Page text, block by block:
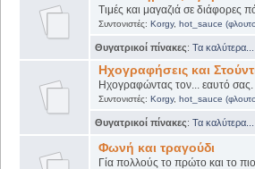
Τιμές και μαγαζιά σε διάφορες
Συντονιστές: Korgy, hot_sauce
Θυγατρικοί πίνακες: Τα καλύτερα...
Ηχογραφήσεις και
Ηχογραφώντας τον... εαυτό σας.
Συντονιστές: Korgy, hot_sauce
Θυγατρικοί πίνακες: Τα καλύτερα...
Φωνή και τραγούδι
Γία πολλούς το πρώτο και το